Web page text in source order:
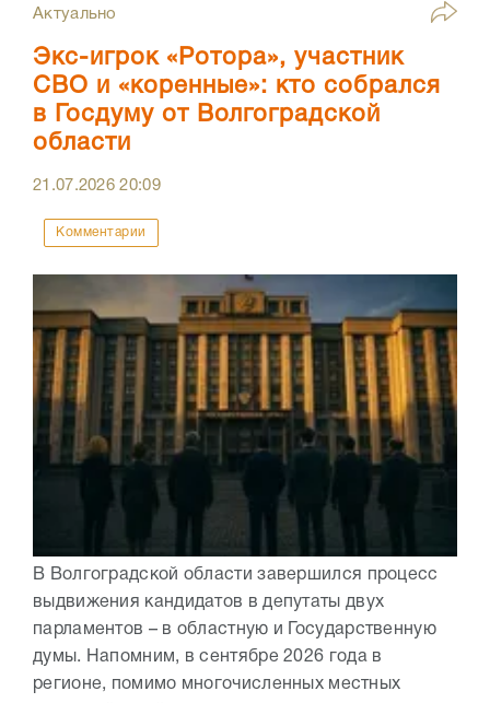
Актуально
Экс-игрок «Ротора», участник
СВО и «коренные»: кто собрался
в Госдуму от Волгоградской
области
21.07.202620:09
Комментарии
В Волгоградской области завершился процесс
выдвижения кандидатов в депутаты двух
парламентов – в областную и Государственную
думы. Напомним, в сентябре 2026 года в
регионе, помимо многочисленных местных